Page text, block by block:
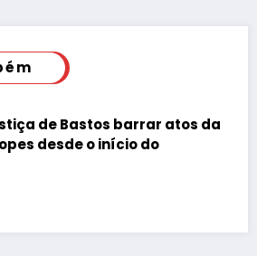
Polícia